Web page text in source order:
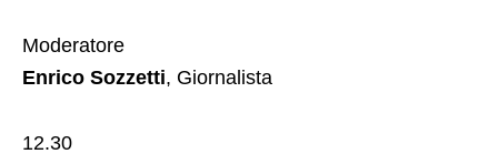
Moderatore
Enrico Sozzetti, Giornalista
12.30